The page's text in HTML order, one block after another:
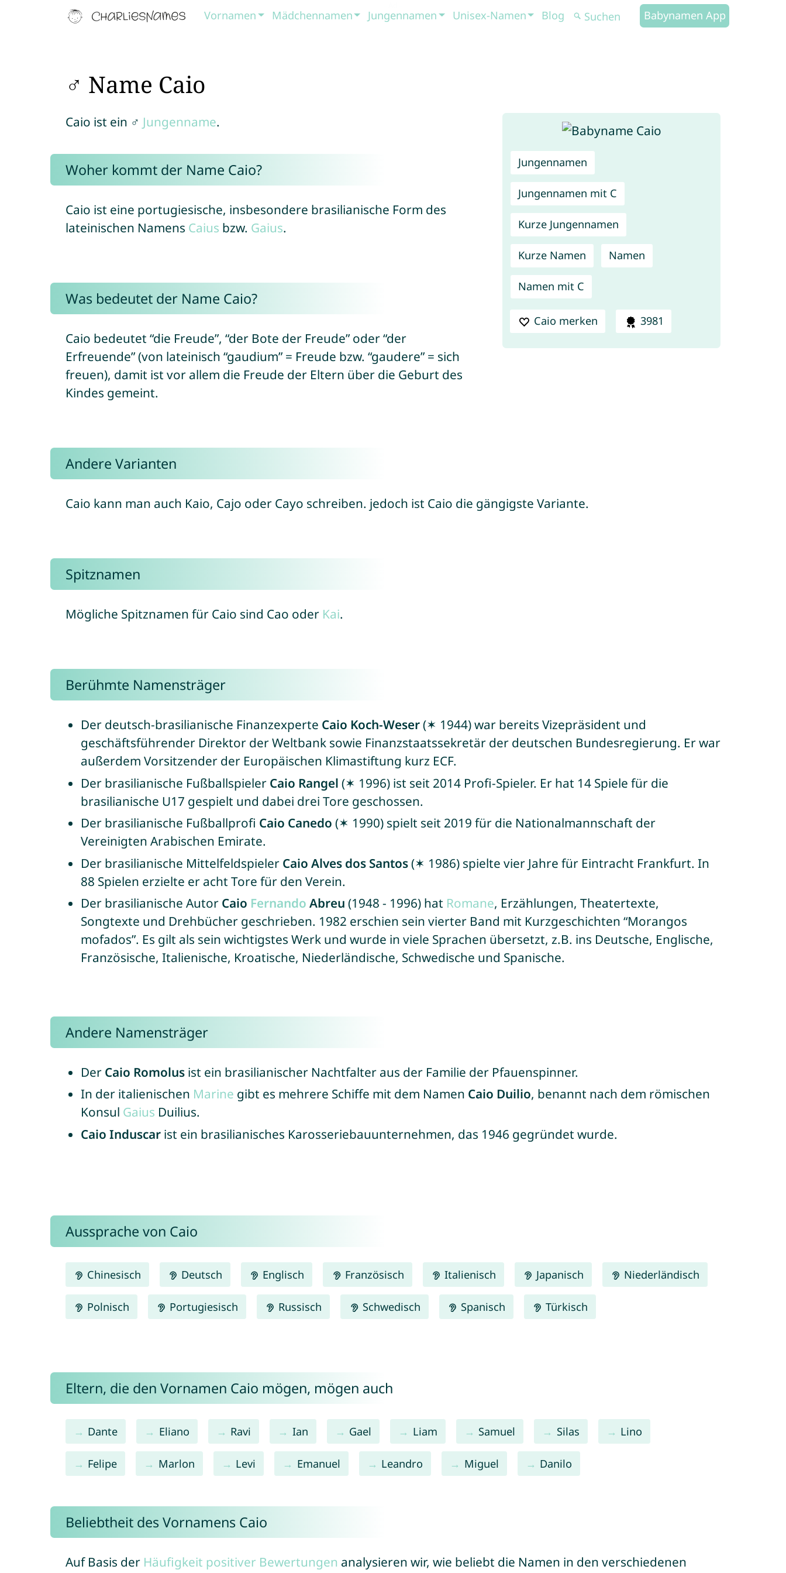
Vornamen Mädchennamen Jungennamen Unisex-Namen Blog Babynamen App
♂ Name Caio
Jungennamen
Jungennamen mit C
Kurze Jungennamen
Kurze Namen Namen
Namen mit C
Caio merken 3981
Caio ist ein ♂ Jungenname.
Woher kommt der Name Caio?
Caio ist eine portugiesische, insbesondere brasilianische Form des
lateinischen Namens Caius bzw. Gaius.
Was bedeutet der Name Caio?
Caio bedeutet “die Freude”, “der Bote der Freude” oder “der
Erfreuende” (von lateinisch “gaudium” = Freude bzw. “gaudere” = sich
freuen), damit ist vor allem die Freude der Eltern über die Geburt des
Kindes gemeint.
Andere Varianten
Caio kann man auch Kaio, Cajo oder Cayo schreiben. jedoch ist Caio die gängigste Variante.
Spitznamen
Mögliche Spitznamen für Caio sind Cao oder Kai.
Berühmte Namensträger
Der deutsch-brasilianische Finanzexperte Caio Koch-Weser(✶ 1944) war bereits Vizepräsident und
geschäftsführender Direktor der Weltbank sowie Finanzstaatssekretär der deutschen Bundesregierung. Er war
außerdem Vorsitzender der Europäischen Klimastiftung kurz ECF.
Der brasilianische Fußballspieler Caio Rangel (✶ 1996) ist seit 2014 Profi-Spieler. Er hat 14 Spiele für die
brasilianische U17 gespielt und dabei drei Tore geschossen.
Der brasilianische Fußballprofi Caio Canedo (✶ 1990) spielt seit 2019 für die Nationalmannschaft der
Vereinigten Arabischen Emirate.
Der brasilianische Mittelfeldspieler Caio Alves dos Santos(✶ 1986) spielte vier Jahre für Eintracht Frankfurt. In
88 Spielen erzielte er acht Tore für den Verein.
Der brasilianische Autor Caio Fernando Abreu (1948 - 1996) hat Romane, Erzählungen, Theatertexte,
Songtexte und Drehbücher geschrieben. 1982 erschien sein vierter Band mit Kurzgeschichten “Morangos
mofados”. Es gilt als sein wichtigstes Werk und wurde in viele Sprachen übersetzt, z.B. ins Deutsche, Englische,
Französische, Italienische, Kroatische, Niederländische, Schwedische und Spanische.
Andere Namensträger
Der Caio Romolusist ein brasilianischer Nachtfalter aus der Familie der Pfauenspinner.
In der italienischen Marine gibt es mehrere Schiffe mit dem Namen Caio Duilio, benannt nach dem römischen
Konsul Gaius Duilius.
Caio Induscarist ein brasilianisches Karosseriebauunternehmen, das 1946 gegründet wurde.
Aussprache von Caio
Chinesisch Deutsch Englisch Französisch Italienisch Japanisch Niederländisch
Polnisch Portugiesisch Russisch Schwedisch Spanisch Türkisch
Eltern, die den Vornamen Caio mögen, mögen auch
Dante Eliano Ravi Ian Gael Liam Samuel Silas Lino
Felipe Marlon Levi Emanuel Leandro Miguel Danilo
Beliebtheit des Vornamens Caio
Auf Basis der Häufigkeit positiver Bewertungen analysieren wir, wie beliebt die Namen in den verschiedenen